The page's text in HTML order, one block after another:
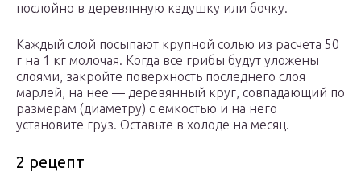
послойно в деревянную кадушку или бочку.
Каждый слой посыпают крупной солью из расчета 50
г на 1 кг молочая. Когда все грибы будут уложены
слоями, закройте поверхность последнего слоя
марлей, на нее — деревянный круг, совпадающий по
размерам (диаметру) с емкостью и на него
установите груз. Оставьте в холоде на месяц.
2 рецепт